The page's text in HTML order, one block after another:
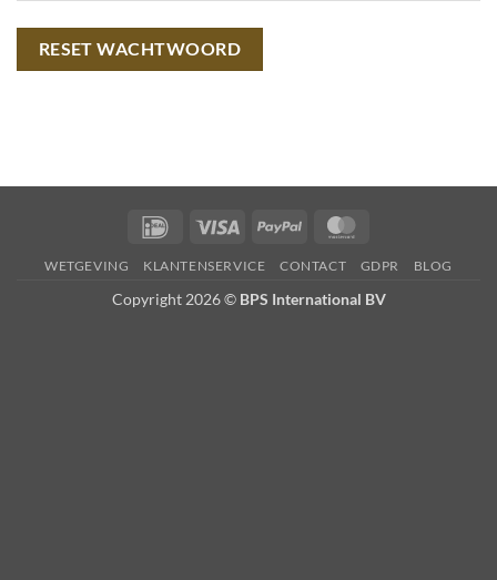
RESET WACHTWOORD
IDeal Visa PayPal
WETGEVING KLANTENSERVICE CONTACT GDPR BLOG
Copyright 2026 © BPS International BV